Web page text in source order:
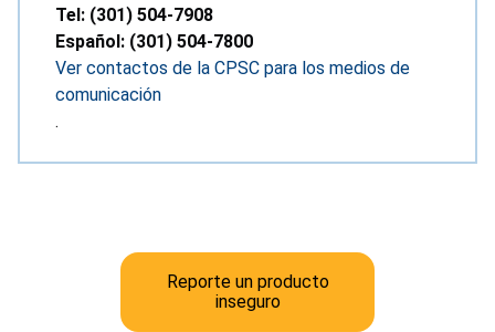
Tel: (301) 504-7908
Español: (301) 504-7800
Ver contactos de la CPSC para los medios de
comunicación
.
Reporte un producto
inseguro